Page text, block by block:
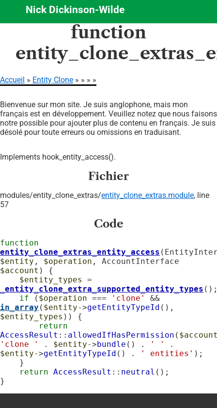
Aller
principal
Nick Dickinson-Wilde
function
d'Ariane
Accueil Entity Clone
Bienvenue sur mon site. Je suis anglophone, mais mon
français est en développement. Veuillez notez que nous faisons
notre possible pour ajouter plus de contenu en français. Je suis
désolé pour toute erreurs ou omissions en traduisant.
Implements hook_entity_access().
Fichier
modules/entity_clone_extras/entity_clone_extras.module, line
57
Code
function
entity_clone_extras_entity_access
$entity , $operation
$account ) {
$entity_types
_entity_clone_extra_supported_entity_types
if ( $operation === 'clone'
in_array ( $entity->getEntityTypeId
$entity_types )) {
return
AccessResult :: allowedIfHasPermission (
'clone '
. $entity->bundle () . ' '
$entity->getEntityTypeId () . ' entities' );
return AccessResult :: neutral ();
}